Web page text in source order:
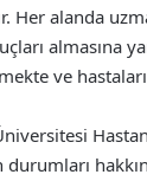
Her alanda
almasına
ve
durumları